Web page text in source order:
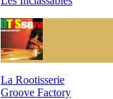
La Rootisserie
Groove Factory